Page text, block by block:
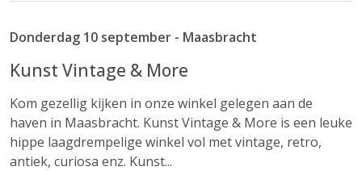
Donderdag 10 september - Maasbracht
Kunst Vintage & More
Kom gezellig kijken in onze winkel gelegen aan de
haven in Maasbracht. Kunst Vintage & More is een leuke
hippe laagdrempelige winkel vol met vintage, retro,
antiek, curiosa enz. Kunst...